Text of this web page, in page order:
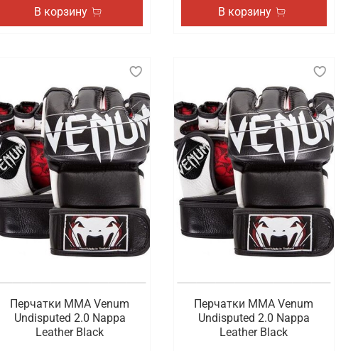
В корзину В корзину
Перчатки ММА Venum
Undisputed 2.0 Nappa
Leather Black
Перчатки ММА Venum
Undisputed 2.0 Nappa
Leather Black